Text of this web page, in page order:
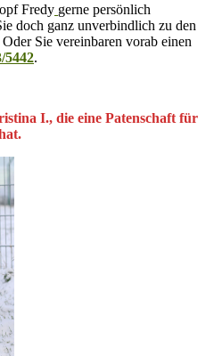
Fredy gerne persönlich
doch ganz unverbindlich zu den
Sie vereinbaren vorab einen
5442.
I., die eine Patenschaft für